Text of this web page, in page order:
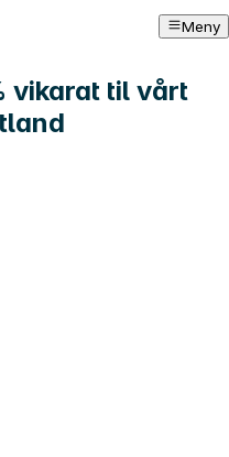
Meny
vikarat til vårt